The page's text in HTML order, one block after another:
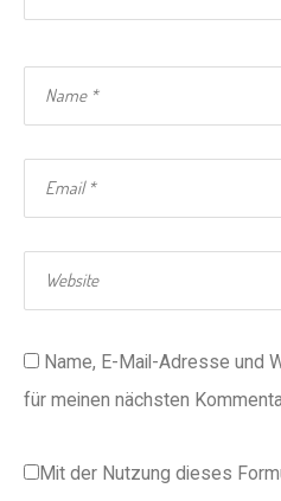
Name, E-Mail-Adresse und
für meinen nächsten
Mit der Nutzung dieses